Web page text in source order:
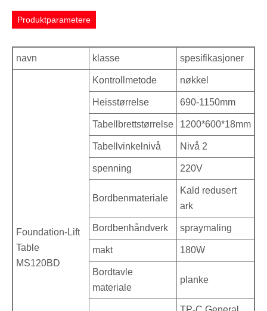
Produktparametere
navn klasse spesifikasjoner
Foundation-Lift
Table
MS120BD
Kontrollmetode nøkkel
Heisstørrelse 690-1150mm
Tabellbrettstørrelse 1200*600*18mm
Tabellvinkelnivå Nivå 2
spenning 220V
Bordbenmateriale
Kald redusert
ark
Bordbenhåndverk spraymaling
makt 180W
Bordtavle
materiale
planke